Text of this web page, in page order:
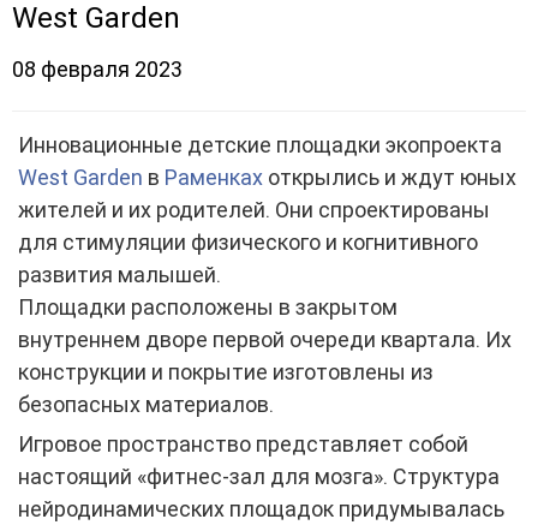
West Garden
08 февраля 2023
Инновационные детские площадки экопроекта
West Garden в Раменках открылись и ждут юных
жителей и их родителей. Они спроектированы
для стимуляции физического и когнитивного
развития малышей.
Площадки расположены в закрытом
внутреннем дворе первой очереди квартала. Их
конструкции и покрытие изготовлены из
безопасных материалов.
Игровое пространство представляет собой
настоящий «фитнес-зал для мозга». Структура
нейродинамических площадок придумывалась